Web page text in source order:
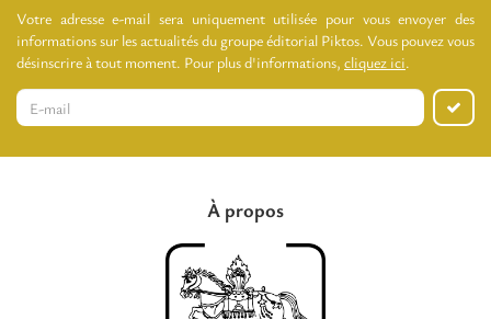
Votre adresse e-mail sera uniquement utilisée pour vous envoyer des
informations sur les actualités du groupe éditorial Piktos. Vous pouvez vous
désinscrire à tout moment. Pour plus d'informations, cliquez ici.
À propos